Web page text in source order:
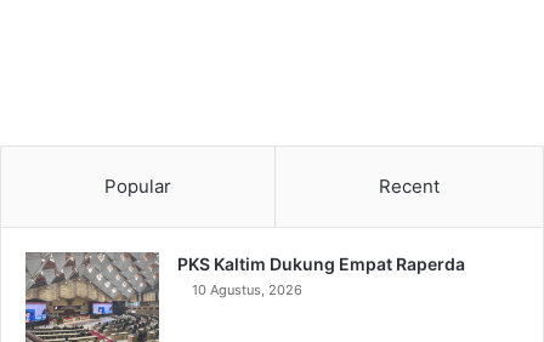
Popular Recent
PKS Kaltim Dukung Empat Raperda
10 Agustus, 2026